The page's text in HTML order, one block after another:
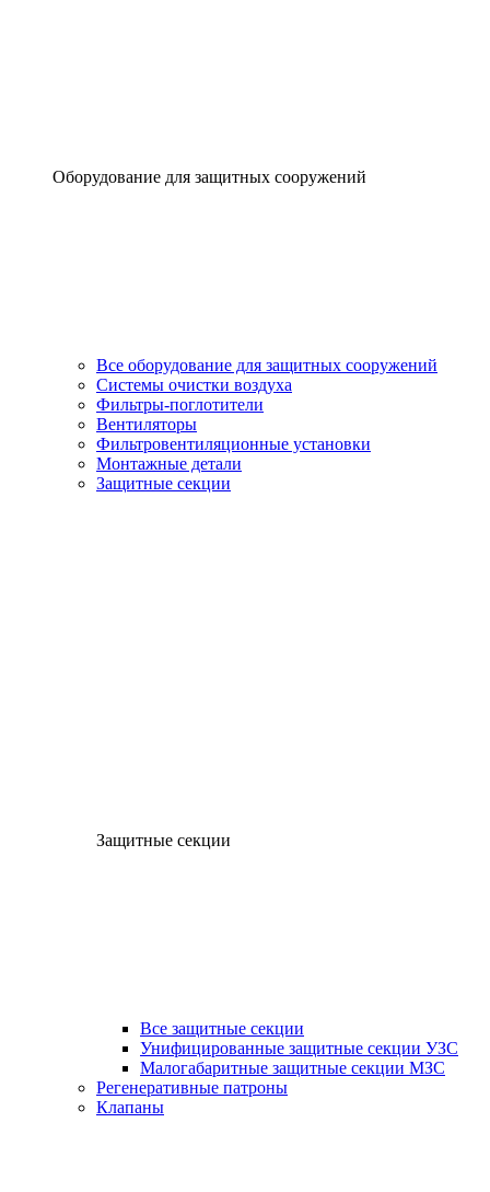
Оборудование для защитных сооружений
Все оборудование для защитных сооружений
Системы очистки воздуха
Фильтры-поглотители
Вентиляторы
Фильтровентиляционные установки
Монтажные детали
Защитные секции
Защитные секции
Все защитные секции
Унифицированные защитные секции УЗС
Малогабаритные защитные секции МЗС
Регенеративные патроны
Клапаны